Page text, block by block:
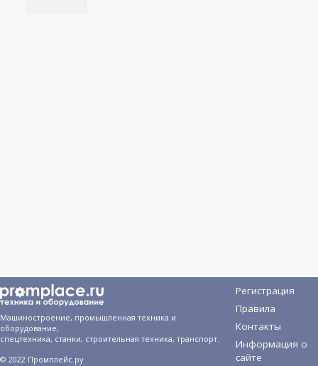
Машиностроение, промышленная техника и
оборудование,
спецтехника, станки, строительная техника, транспорт.
© 2022 Промплейс.ру
Регистрация
Правила
Контакты
Информация о
сайте